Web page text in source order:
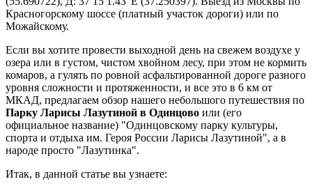
Красногорскому шоссе (платный участок дороги) или по
Можайскому.
Если вы хотите провести выходной день на свежем воздухе у
озера или в густом, чистом хвойном лесу, при этом не кормить
комаров, а гулять по ровной асфальтированной дороге разного
уровня сложности и протяженности, и все это в 6 км от
МКАД, предлагаем обзор нашего небольшого путешествия по
Парку Ларисы Лазутиной в Одинцово или (его
официальное название) "Одинцовскому парку культуры,
спорта и отдыха им. Героя России Ларисы Лазутиной", а в
народе просто "Лазутинка".
Итак, в данной статье вы узнаете: